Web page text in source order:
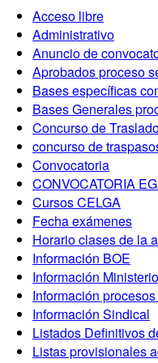
Acceso libre
Administrativo
Anuncio de
Aprobados proceso
Bases específicas
Bases Generales
Concurso de
concurso de
Convocatoria
CONVOCATORIA
Cursos CELGA
Fecha exámenes
Horario clases de la
Información BOE
Información
Información
Información Sindical
Listados Definitivos
Listas provisionales